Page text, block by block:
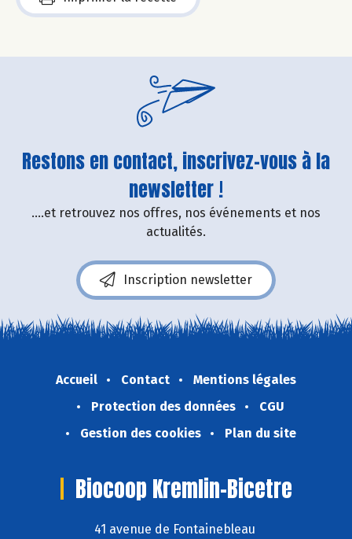
Restons en contact, inscrivez-vous à la
newsletter !
....et retrouvez nos offres, nos événements et nos
actualités.
Inscription newsletter
Accueil Contact
Mentions légales
Protection des données
CGU
Gestion des cookies
Plan du site
Biocoop Kremlin-Bicetre
41 avenue de Fontainebleau